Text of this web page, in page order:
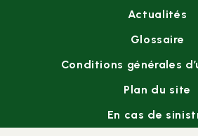
Actualités
Glossaire
Conditions générales
Plan du site
En cas de